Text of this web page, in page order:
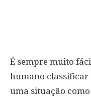
É sempre muito
humano classificar
uma situação